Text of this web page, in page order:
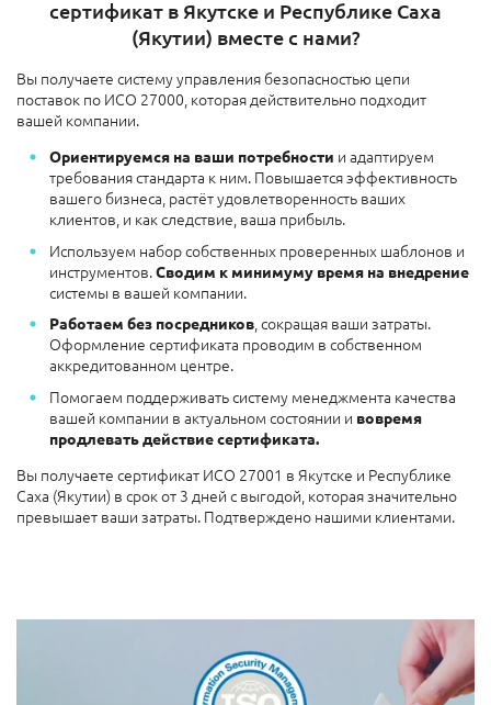
сертификат в Якутске и Республике Саха
(Якутии) вместе с нами?
Вы получаете систему управления безопасностью цепи
поставок по ИСО 27000, которая действительно подходит
вашей компании.
Ориентируемся на ваши потребности и адаптируем
требования стандарта к ним. Повышается эффективность
вашего бизнеса, растёт удовлетворенность ваших
клиентов, и как следствие, ваша прибыль.
Используем набор собственных проверенных шаблонов и
инструментов.Сводим к минимуму время на внедрение
системы в вашей компании.
Работаем без посредников, сокращая ваши затраты.
Оформление сертификата проводим в собственном
аккредитованном центре.
Помогаем поддерживать систему менеджмента качества
вашей компании в актуальном состоянии и вовремя
продлевать действие сертификата.
Вы получаете сертификат ИСО 27001 в Якутске и Республике
Саха (Якутии) в срок от 3 дней с выгодой, которая значительно
превышает ваши затраты. Подтверждено нашими клиентами.